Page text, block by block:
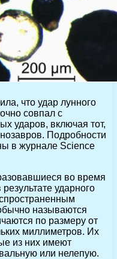
что удар лунного
совпал с
ударов, включая тот,
Подробности
в журнале Science
во время
ударного
называются
по размеру от
миллиметров. Их
из них имеют
или нелепую.